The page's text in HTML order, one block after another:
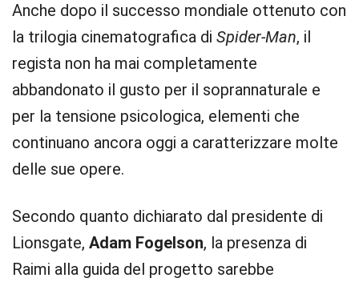
Anche dopo il successo mondiale ottenuto con
la trilogia cinematografica di Spider-Man, il
regista non ha mai completamente
abbandonato il gusto per il soprannaturale e
per la tensione psicologica, elementi che
continuano ancora oggi a caratterizzare molte
delle sue opere.
Secondo quanto dichiarato dal presidente di
Lionsgate, Adam Fogelson, la presenza di
Raimi alla guida del progetto sarebbe